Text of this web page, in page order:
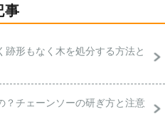
事
形もなく木を処分する方法と
？チェーンソーの研ぎ方と注意